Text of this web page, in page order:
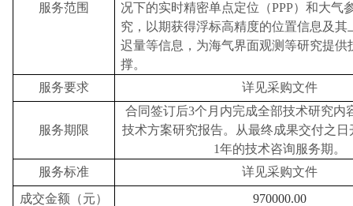
服务范围
况下的实时精密单点定位（PPP）和大气
究，以期获得浮标高精度的位置信息及其
迟量等信息，为海气界面观测等研究提供
撑。
服务要求
详见采购文件
服务期限
合同签订后3个月内完成全部技术研究内
技术方案研究报告。从最终成果交付之日
1年的技术咨询服务期。
服务标准
详见采购文件
成交金额（元）
970000.00